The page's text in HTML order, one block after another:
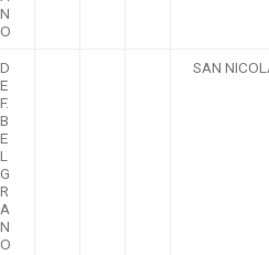
N
O
D
E
F.
B
E
L
G
R
A
N
O
SAN